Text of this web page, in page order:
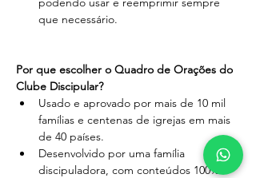
que necessário.
Por que escolher o Quadro de Orações do
Clube Discipular?
Usado e aprovado por mais de 10 mil
famílias e centenas de igrejas em mais
de 40 países.
Desenvolvido por uma família
discipuladora, com conteúdos 100%